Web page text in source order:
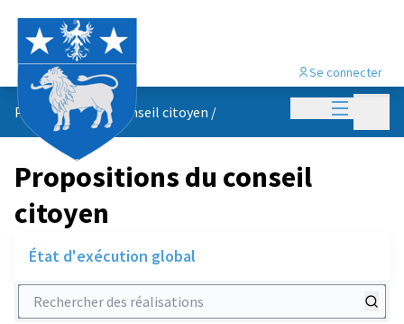
Menu
Se connecter
Propositions du conseil citoyen /
Propositions du conseil
citoyen
État d'exécution global
Rechercher des réalisations